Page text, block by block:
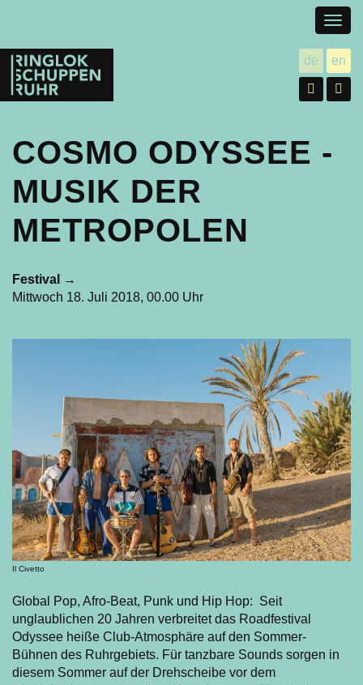
Ringlokschuppen
Ruhr
de utsch
en
COSMO ODYSSEE -
MUSIK DER
METROPOLEN
Festival
→
Mittwoch 18. Juli 2018, 00.00 Uhr
Il Civetto
Global Pop, Afro-Beat, Punk und Hip Hop: Seit
unglaublichen 20 Jahren verbreitet das Roadfestival
Odyssee heiße Club-Atmosphäre auf den Sommer-
Bühnen des Ruhrgebiets. Für tanzbare Sounds sorgen in
diesem Sommer auf der Drehscheibe vor dem